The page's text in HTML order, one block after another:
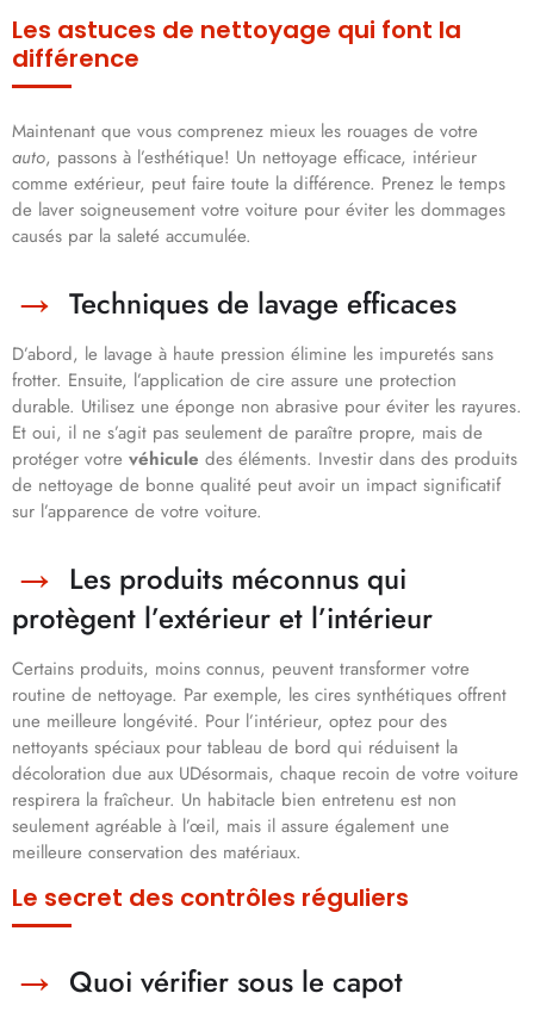
Les astuces de nettoyage qui font la
différence
Maintenant que vous comprenez mieux les rouages de votre
auto, passons à l’esthétique! Un nettoyage efficace, intérieur
comme extérieur, peut faire toute la différence. Prenez le temps
de laver soigneusement votre voiture pour éviter les dommages
causés par la saleté accumulée.
Techniques de lavage efficaces
D’abord, le lavage à haute pression élimine les impuretés sans
frotter. Ensuite, l’application de cire assure une protection
durable. Utilisez une éponge non abrasive pour éviter les rayures.
Et oui, il ne s’agit pas seulement de paraître propre, mais de
protéger votre véhicule des éléments. Investir dans des produits
de nettoyage de bonne qualité peut avoir un impact significatif
sur l’apparence de votre voiture.
Les produits méconnus qui
protègent l’extérieur et l’intérieur
Certains produits, moins connus, peuvent transformer votre
routine de nettoyage. Par exemple, les cires synthétiques offrent
une meilleure longévité. Pour l’intérieur, optez pour des
nettoyants spéciaux pour tableau de bord qui réduisent la
décoloration due aux UDésormais, chaque recoin de votre voiture
respirera la fraîcheur. Un habitacle bien entretenu est non
seulement agréable à l’œil, mais il assure également une
meilleure conservation des matériaux.
Le secret des contrôles réguliers
Quoi vérifier sous le capot